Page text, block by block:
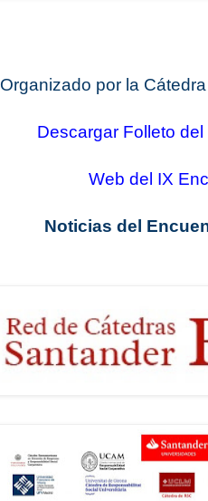
Organizado por la
Descargar Folleto
Web del IX
Noticias del